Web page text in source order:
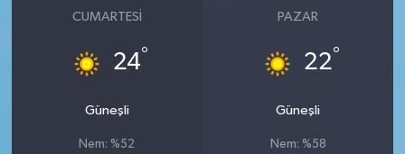
CUMARTESI
24°
Güneşli
Nem: %52
PAZAR
22°
Güneşli
Nem: %58